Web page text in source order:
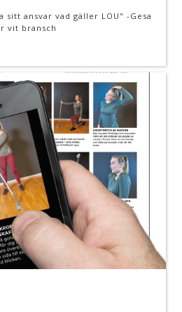
sitt ansvar vad gäller LOU" -Gesa
vit bransch